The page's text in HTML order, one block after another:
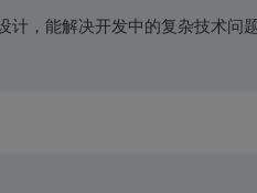
，能解决开发中的复杂技术问